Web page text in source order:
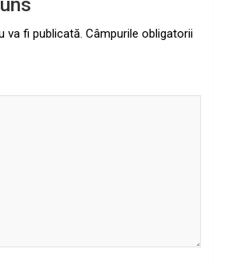
va fi publicată. Câmpurile obligatorii